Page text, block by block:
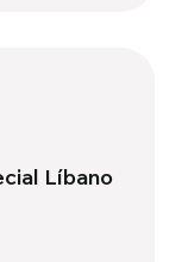
Líbano